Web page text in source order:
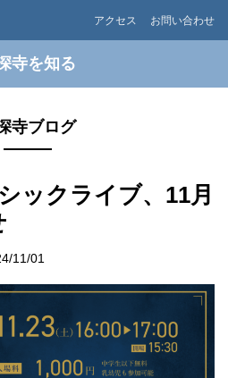
アクセス お問い合わせ
寺を知る
寺ブログ
ックライブ、11月
11/01